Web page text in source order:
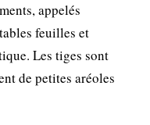
appelés
feuilles et
Les tiges sont
de petites aréoles